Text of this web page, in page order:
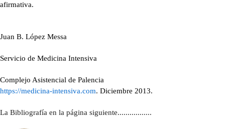
afirmativa.
Juan B. López Messa
Servicio de Medicina Intensiva
Complejo Asistencial de Palencia
https://medicina-intensiva.com. Diciembre 2013.
La Bibliografía en la página siguiente.................